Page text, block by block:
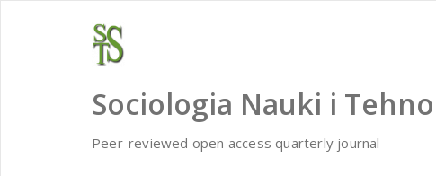
Sociologia Nauki i
Peer-reviewed open access quarterly journal